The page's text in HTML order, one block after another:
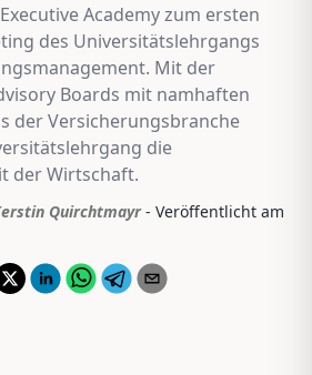
Academy zum ersten
des Universitätslehrgangs
Mit der
Boards mit namhaften
der Versicherungsbranche
die
der Wirtschaft.
Quirchtmayr - Veröffentlicht am